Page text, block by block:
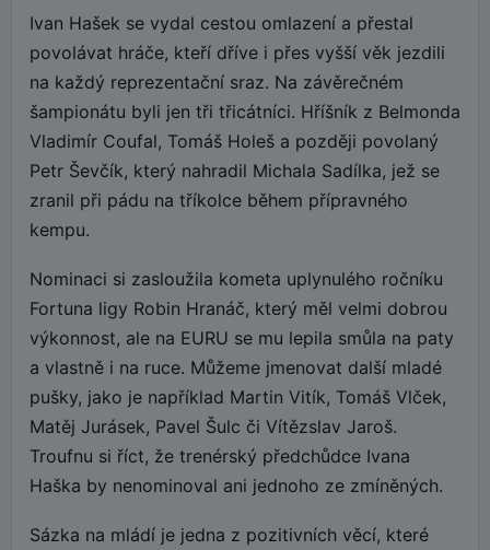
Ivan Hašek se vydal cestou omlazení a přestal
povolávat hráče, kteří dříve i přes vyšší věk jezdili
na každý reprezentační sraz. Na závěrečném
šampionátu byli jen tři třicátníci. Hříšník z Belmonda
Vladimír Coufal, Tomáš Holeš a později povolaný
Petr Ševčík, který nahradil Michala Sadílka, jež se
zranil při pádu na tříkolce během přípravného
kempu.
Nominaci si zasloužila kometa uplynulého ročníku
Fortuna ligy Robin Hranáč, který měl velmi dobrou
výkonnost, ale na EURU se mu lepila smůla na paty
a vlastně i na ruce. Můžeme jmenovat další mladé
pušky, jako je například Martin Vitík, Tomáš Vlček,
Matěj Jurásek, Pavel Šulc či Vítězslav Jaroš.
Troufnu si říct, že trenérský předchůdce Ivana
Haška by nenominoval ani jednoho ze zmíněných.
Sázka na mládí je jedna z pozitivních věcí, které